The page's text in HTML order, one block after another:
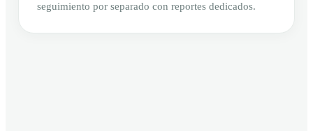
seguimiento por separado con reportes dedicados.